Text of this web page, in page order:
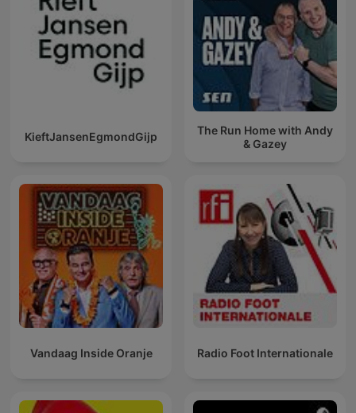
KieftJansenEgmondGijp
The Run Home with Andy
& Gazey
Vandaag Inside Oranje Radio Foot Internationale